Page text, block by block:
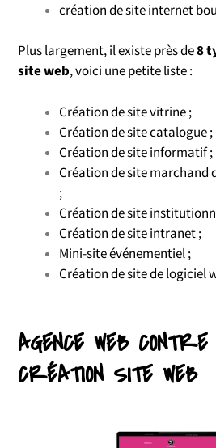
création de site internet
Plus largement, il existe près de8
site web, voici une petite liste :
Création de site vitrine ;
Création de site catalogue ;
Création de site informatif ;
Création de site marchand
;
Création de site
Création de site intranet ;
Mini-site événementiel ;
Création de site de logiciel
AGENCE WEB
CRÉATION SITE WEB